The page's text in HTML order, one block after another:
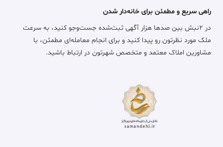
راهی سریع و مطمئن برای خانه‌دار شدن
در ۲نبش بین صدها هزار آگهی ثبت‌شده جست‌وجو کنید، به سرعت
ملک مورد نظرتون رو پیدا کنید و برای انجام معامله‌ای مطمئن، با
مشاورین املاک معتمد و متخصص شهرتون در ارتباط باشید.